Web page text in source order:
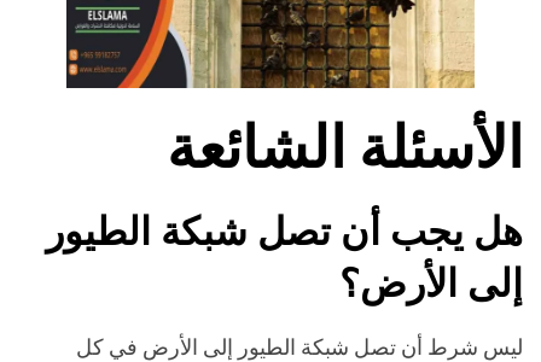
الأسئلة الشائعة
هل يجب أن تصل شبكة الطيور
إلى الأرض؟
ليس شرط أن تصل شبكة الطيور إلى الأرض في كل